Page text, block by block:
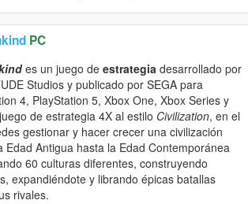
PC
es un juego de estrategia desarrollado por
Studios y publicado por SEGA para
4, PlayStation 5, Xbox One, Xbox Series y
de estrategia 4X al estilo Civilization, en el
gestionar y hacer crecer una civilización
Edad Antigua hasta la Edad Contemporánea
60 culturas diferentes, construyendo
expandiéndote y librando épicas batallas
rivales.